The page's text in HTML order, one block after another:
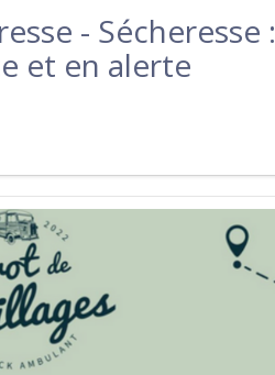
- Sécheresse :
et en alerte